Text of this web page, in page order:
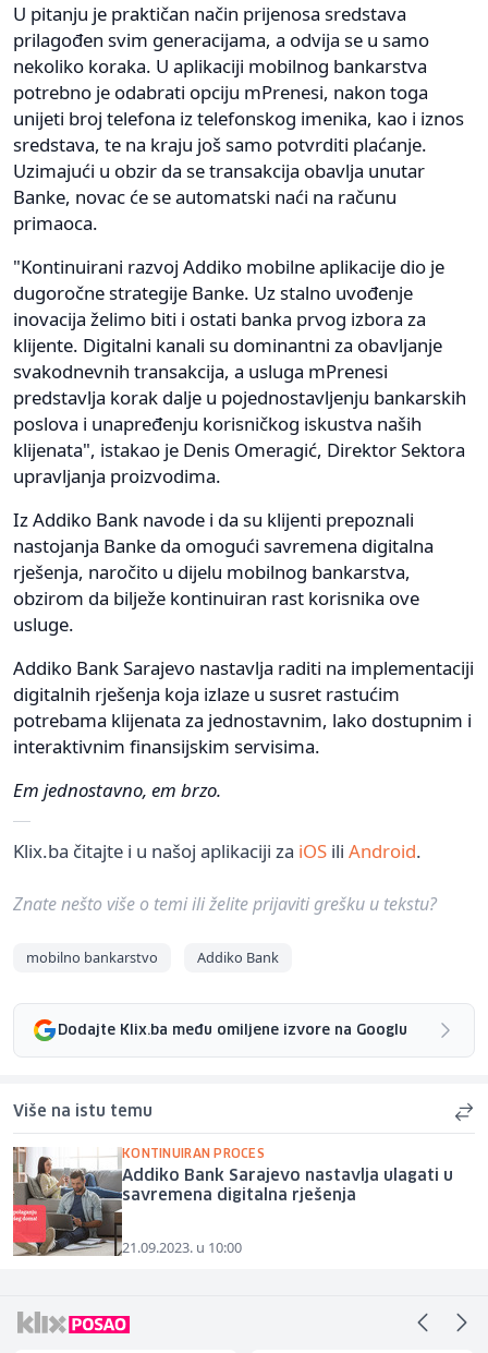
U pitanju je praktičan način prijenosa sredstava
prilagođen svim generacijama, a odvija se u samo
nekoliko koraka. U aplikaciji mobilnog bankarstva
potrebno je odabrati opciju mPrenesi, nakon toga
unijeti broj telefona iz telefonskog imenika, kao i iznos
sredstava, te na kraju još samo potvrditi plaćanje.
Uzimajući u obzir da se transakcija obavlja unutar
Banke, novac će se automatski naći na računu
primaoca.
"Kontinuirani razvoj Addiko mobilne aplikacije dio je
dugoročne strategije Banke. Uz stalno uvođenje
inovacija želimo biti i ostati banka prvog izbora za
klijente. Digitalni kanali su dominantni za obavljanje
svakodnevnih transakcija, a usluga mPrenesi
predstavlja korak dalje u pojednostavljenju bankarskih
poslova i unapređenju korisničkog iskustva naših
klijenata", istakao je Denis Omeragić, Direktor Sektora
upravljanja proizvodima.
Iz Addiko Bank navode i da su klijenti prepoznali
nastojanja Banke da omogući savremena digitalna
rješenja, naročito u dijelu mobilnog bankarstva,
obzirom da bilježe kontinuiran rast korisnika ove
usluge.
Addiko Bank Sarajevo nastavlja raditi na implementaciji
digitalnih rješenja koja izlaze u susret rastućim
potrebama klijenata za jednostavnim, lako dostupnim i
interaktivnim finansijskim servisima.
Em jednostavno, em brzo.
Klix.ba čitajte i u našoj aplikaciji za iOS ili Android.
Znate nešto više o temi ili želite prijaviti grešku u tekstu?
mobilno bankarstvo Addiko Bank
Dodajte Klix.ba među omiljene izvore na Googlu
Više na istu temu
KONTINUIRAN PROCES
Addiko Bank Sarajevo nastavlja ulagati u
savremena digitalna rješenja
21.09.2023. u 10:00